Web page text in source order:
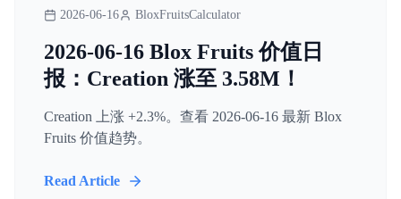
2026-06-16 BloxFruitsCalculator
2026-06-16 Blox Fruits 价值日
报：Creation 涨至 3.58M！
Creation 上涨 +2.3%。查看 2026-06-16 最新 Blox
Fruits 价值趋势。
Read Article